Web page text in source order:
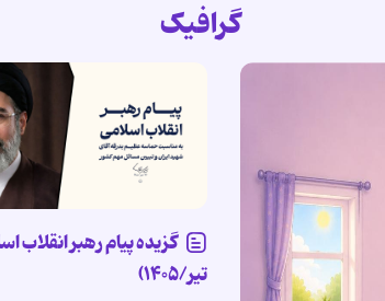
گرافیک
تیر/۱۴۰۵)